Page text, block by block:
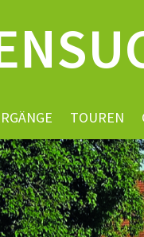
TOUREN